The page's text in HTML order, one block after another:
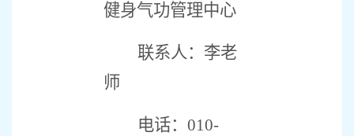
健身气功管理中心
联系人：李老
师
电话： 010-